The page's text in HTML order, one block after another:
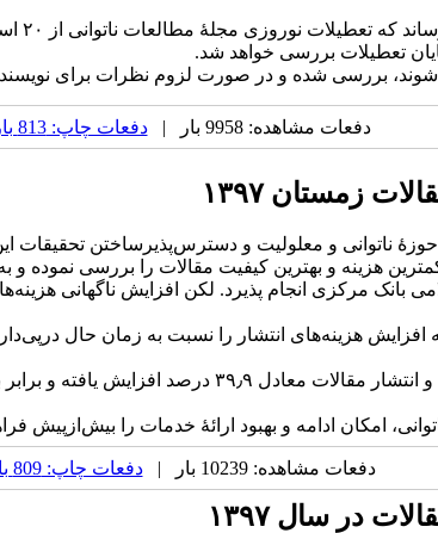
تعطیلات بررسی خواهد شد.
شوند، بررسی شده و در صورت لزوم نظرات برای
دفعات مشاهده: 9958 بار | دفعات چاپ: 813 بار
زمستان ۱۳۹۷
ناتوانی و معلولیت و دسترس‌پذیرساختن تحقیقات
هزینه و بهترین کیفیت مقالات را بررسی نموده
بانک مرکزی انجام پذیرد. لکن افزایش ناگهانی
امکان ادامه و بهبود ارائهٔ خدمات را بیش‌ازپیش
دفعات مشاهده: 10239 بار | دفعات چاپ: 809 بار
در سال ۱۳۹۷